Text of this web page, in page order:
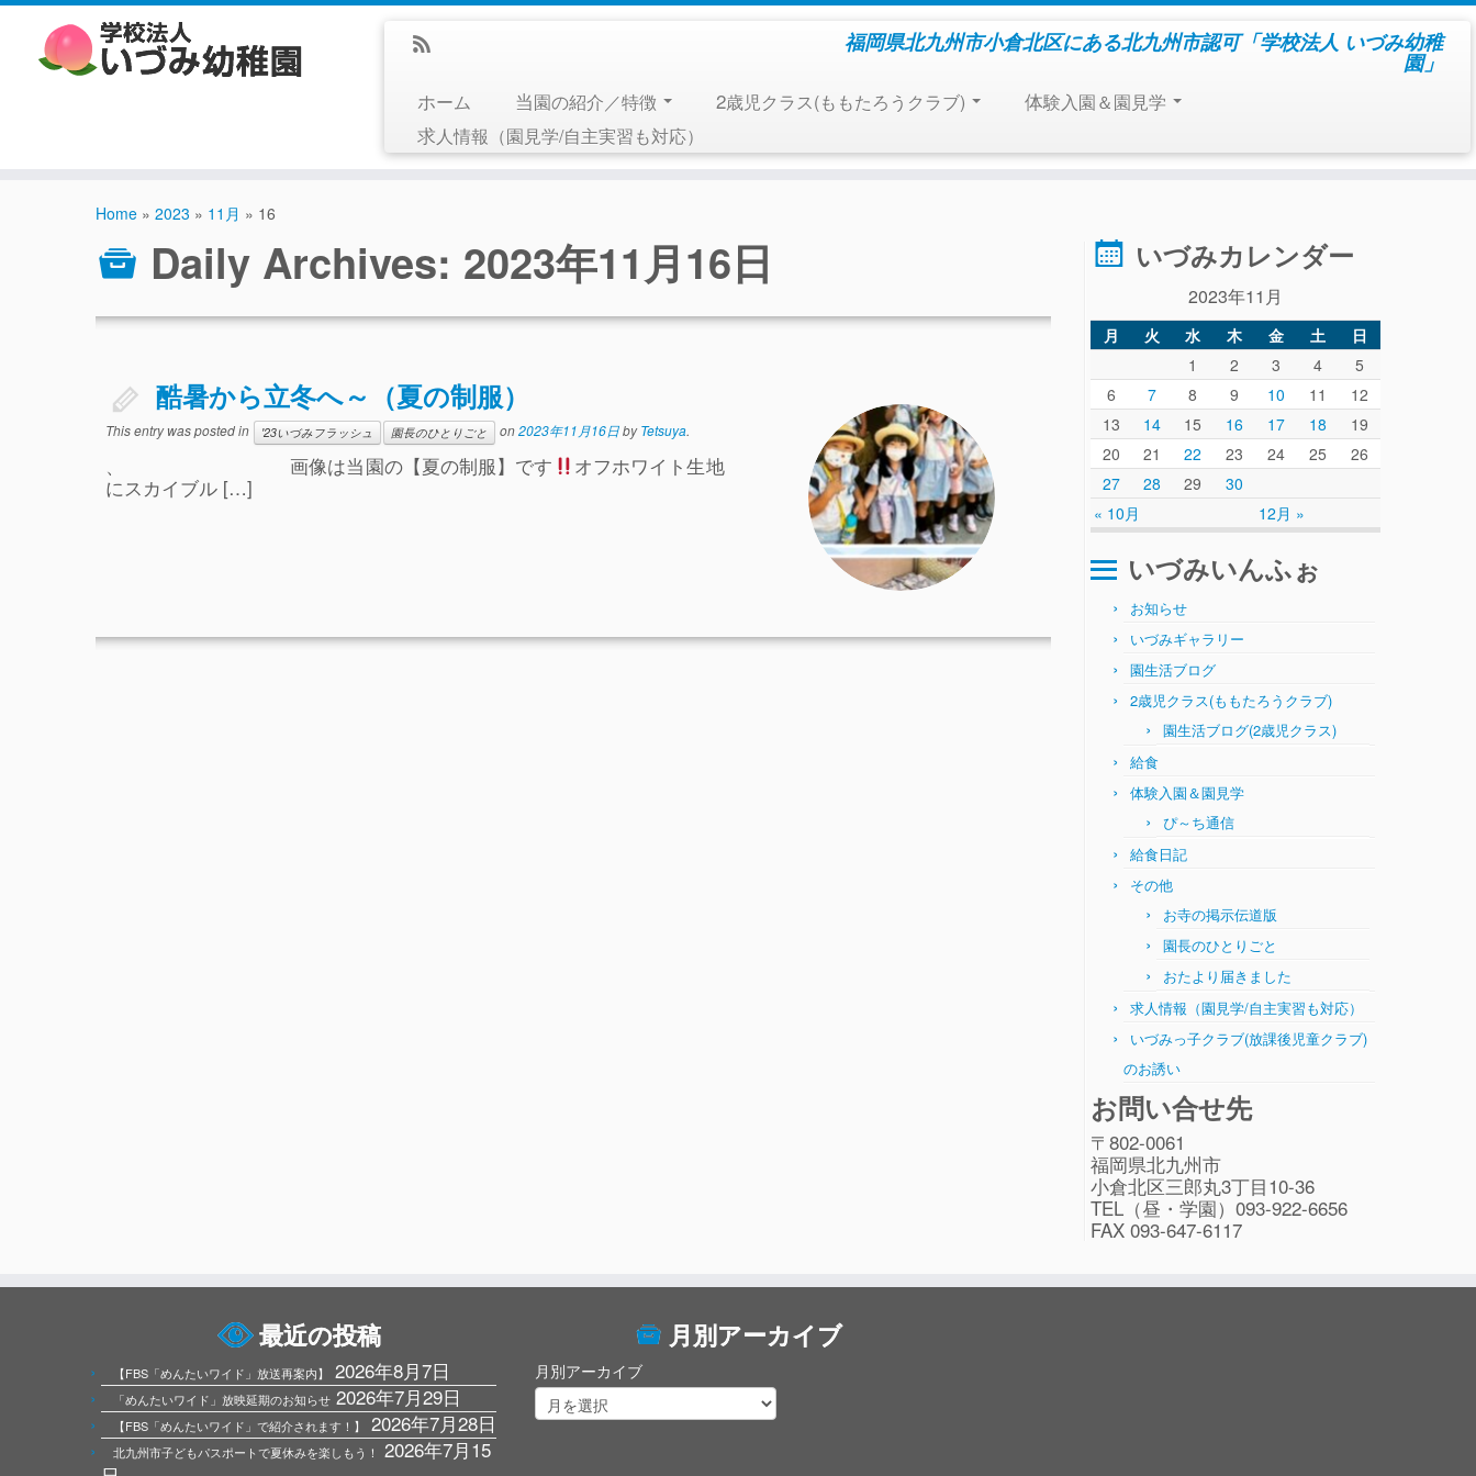
福岡県北九州市小倉北区にある北九州市認可「学校法人 いづみ幼稚
園」
ホーム 当園の紹介／特徴 2歳児クラス(ももたろうクラブ)
体験入園＆園見学
求人情報（園見学/自主実習も対応）
Home » 2023 » 11月 » 16
Daily Archives: 2023年11月16日
酷暑から立冬へ～（夏の制服）
This entry was posted in '23いづみフラッシュ 園長のひとりごと on2023年11月16日byTetsuya.
、 画像は当園の【夏の制服】です
オフホワイト生地
にスカイブル […]
いづみカレンダー
2023年11月
月 火 水 木 金 土 日
« 10月 12月 »
1 2 3 4
5
6
7 8 9 10 11
12
13
14 15 16 17 18
19
20
21 22 23 24 25
26
27
28 29 30
いづみいんふぉ
お知らせ
いづみギャラリー
園生活ブログ
2歳児クラス(ももたろうクラブ)
園生活ブログ(2歳児クラス)
給食
体験入園＆園見学
ぴ～ち通信
給食日記
その他
お寺の掲示伝道版
園長のひとりごと
おたより届きました
求人情報（園見学/自主実習も対応）
いづみっ子クラブ(放課後児童クラブ)
のお誘い
お問い合せ先
〒802-0061
福岡県北九州市
小倉北区三郎丸3丁目10-36
TEL（昼・学園）093-922-6656
FAX 093-647-6117
最近の投稿
【FBS「めんたいワイド」放送再案内】 2026年8月7日
「めんたいワイド」放映延期のお知らせ 2026年7月29日
【FBS「めんたいワイド」で紹介されます！】 2026年7月28日
北九州市子どもパスポートで夏休みを楽しもう！
2026年7月15
月別アーカイブ
月別アーカイブ